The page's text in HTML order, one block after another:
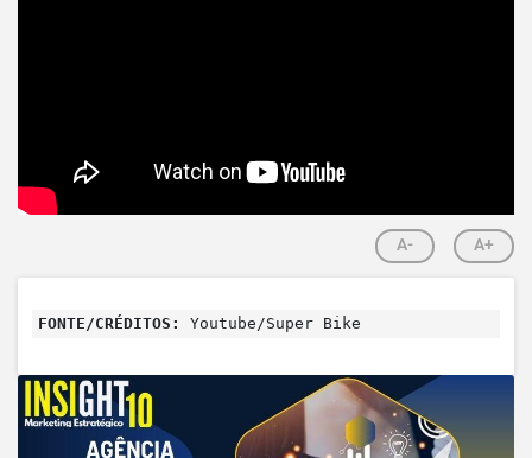
A- A+
FONTE/CRÉDITOS: Youtube/Super Bike